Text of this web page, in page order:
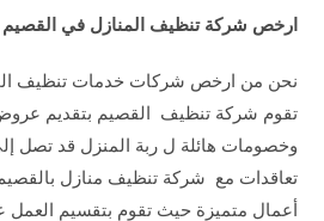
ارخص شركة تنظيف المنازل في القصيم
نحن من ارخص شركات خدمات تنظيف
تقوم شركة تنظيف القصيم بتقديم
تعاقدات مع شركة تنظيف منازل
أعمال متميزة حيث تقوم بتقسيم